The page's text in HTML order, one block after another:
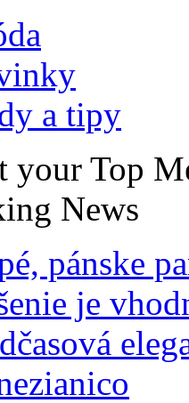
a tipy
your Top
News
pánske
je